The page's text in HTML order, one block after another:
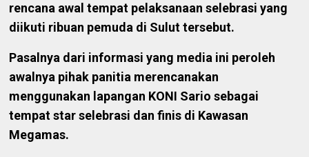
rencana awal tempat pelaksanaan selebrasi yang
diikuti ribuan pemuda di Sulut tersebut.
Pasalnya dari informasi yang media ini peroleh
awalnya pihak panitia merencanakan
menggunakan lapangan KONI Sario sebagai
tempat star selebrasi dan finis di Kawasan
Megamas.